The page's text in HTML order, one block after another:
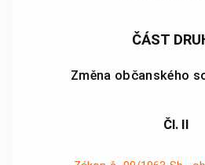
ČÁST
Změna občanského
Čl. II